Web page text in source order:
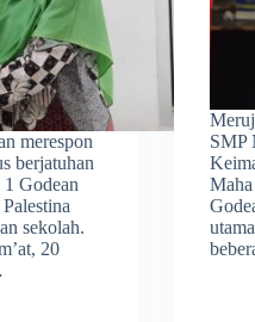
merespon
berjatuhan
Godean
sekolah.
20
SMP